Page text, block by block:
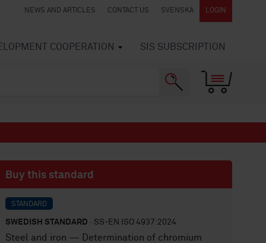
NEWS AND ARTICLES CONTACT US SVENSKA LOGIN
COOPERATION SIS SUBSCRIPTION
Buy this standard
STANDARD
SWEDISH STANDARD · SS-EN ISO 4937:2024
Steel and iron — Determination of chromium